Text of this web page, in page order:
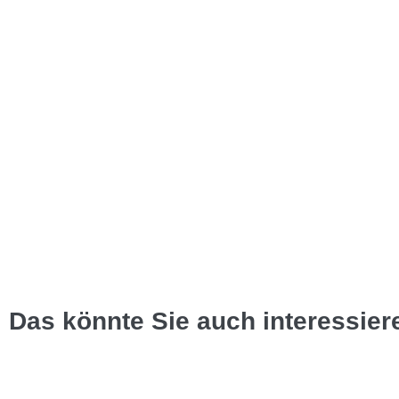
Das könnte Sie auch